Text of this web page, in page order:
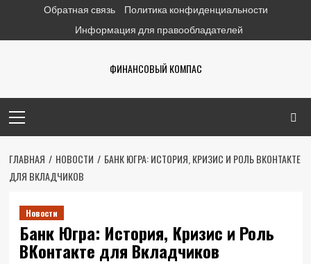
содержимому
Обратная связь
Политика конфиденциальности
Информация для правообладателей
ФИНАНСОВЫЙ КОМПАС
меню
ГЛАВНАЯ НОВОСТИ
БАНК ЮГРА: ИСТОРИЯ, КРИЗИС И РОЛЬ ВКОНТАКТЕ
ДЛЯ ВКЛАДЧИКОВ
Новости
Банк Югра: История, Кризис и Роль
ВКонтакте для Вкладчиков